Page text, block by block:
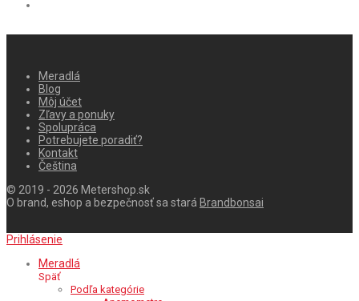
Meradlá
Blog
Môj účet
Zľavy a ponuky
Spolupráca
Potrebujete poradiť?
Kontakt
Čeština
© 2019 - 2026 Metershop.sk
O brand, eshop a bezpečnosť sa stará Brandbonsai
Prihlásenie
Meradlá
Späť
Podľa kategórie